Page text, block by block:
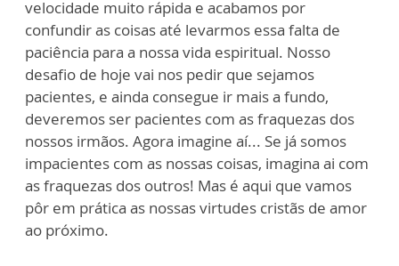
velocidade muito rápida e acabamos por
confundir as coisas até levarmos essa falta de
paciência para a nossa vida espiritual. Nosso
desafio de hoje vai nos pedir que sejamos
pacientes, e ainda consegue ir mais a fundo,
deveremos ser pacientes com as fraquezas dos
nossos irmãos. Agora imagine aí... Se já somos
impacientes com as nossas coisas, imagina ai com
as fraquezas dos outros! Mas é aqui que vamos
pôr em prática as nossas virtudes cristãs de amor
ao próximo.